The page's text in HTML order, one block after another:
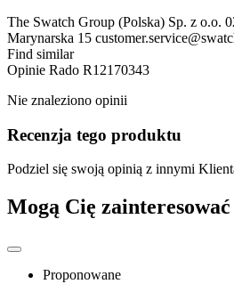
The Swatch Group (Polska) Sp. z o.o.
Marynarska 15
Find similar
Opinie Rado R12170343
Nie znaleziono opinii
Recenzja tego produktu
Podziel się swoją opinią z innymi
Mogą Cię zainteresować
Proponowane